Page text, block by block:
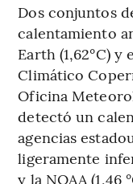
Dos conjuntos
calentamiento
Earth (1,62°C) y
Climático
Oficina
detectó un
agencias
ligeramente
y la NOAA (1,46